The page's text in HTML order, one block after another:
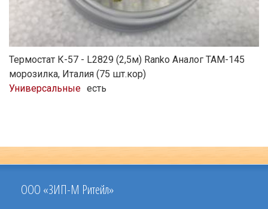
Термостат К-57 - L2829 (2,5м) Ranko Аналог ТАМ-145
морозилка, Италия (75 шт.кор)
Универсальные есть
ООО «ЗИП-М Ритейл»